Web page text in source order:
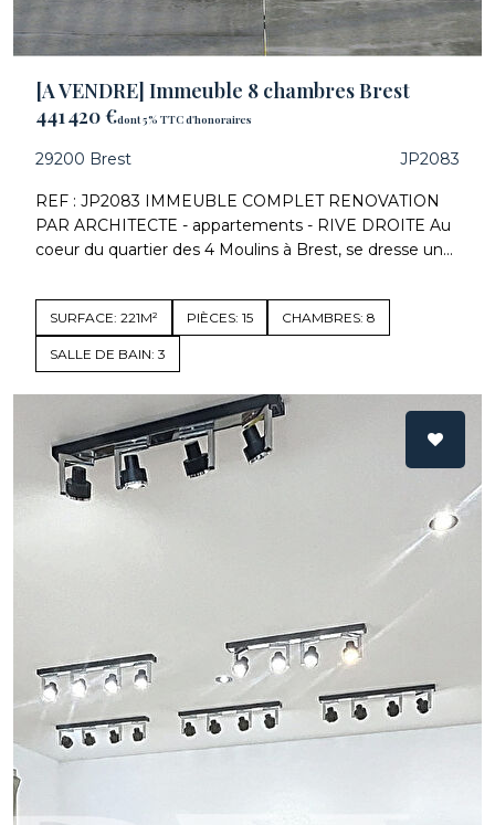
[A VENDRE] Immeuble 8 chambres Brest
441 420 €dont 5% TTC d'honoraires
29200 Brest JP2083
REF : JP2083 IMMEUBLE COMPLET RENOVATION
PAR ARCHITECTE - appartements - RIVE DROITE Au
coeur du quartier des 4 Moulins à Brest, se dresse un...
SURFACE: 221M² PIÈCES: 15 CHAMBRES: 8
SALLE DE BAIN: 3